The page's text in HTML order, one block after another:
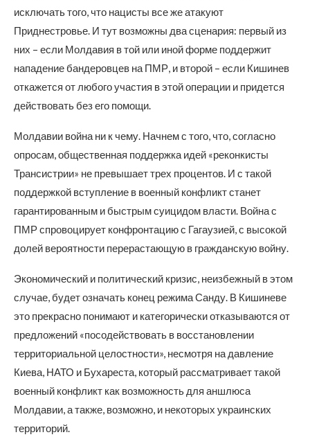
исключать того, что нацисты все же атакуют
Приднестровье. И тут возможны два сценария: первый из
них – если Молдавия в той или иной форме поддержит
нападение бандеровцев на ПМР, и второй – если Кишинев
откажется от любого участия в этой операции и придется
действовать без его помощи.
Молдавии война ни к чему. Начнем с того, что, согласно
опросам, общественная поддержка идей «реконкисты
Трансистрии» не превышает трех процентов. И с такой
поддержкой вступление в военный конфликт станет
гарантированным и быстрым суицидом власти. Война с
ПМР спровоцирует конфронтацию с Гагаузией, с высокой
долей вероятности перерастающую в гражданскую войну.
Экономический и политический кризис, неизбежный в этом
случае, будет означать конец режима Санду. В Кишиневе
это прекрасно понимают и категорически отказываются от
предложений «посодействовать в восстановлении
территориальной целостности», несмотря на давление
Киева, НАТО и Бухареста, который рассматривает такой
военный конфликт как возможность для аншлюса
Молдавии, а также, возможно, и некоторых украинских
территорий.